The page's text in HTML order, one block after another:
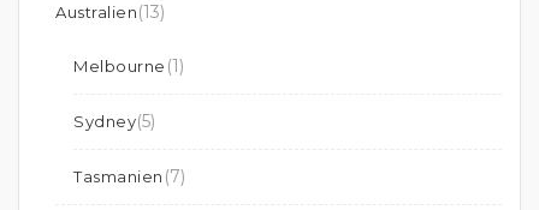
Australien(13)
Melbourne (1)
Sydney(5)
Tasmanien (7)